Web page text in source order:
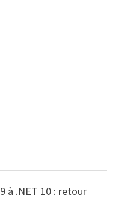
à .NET 10 : retour